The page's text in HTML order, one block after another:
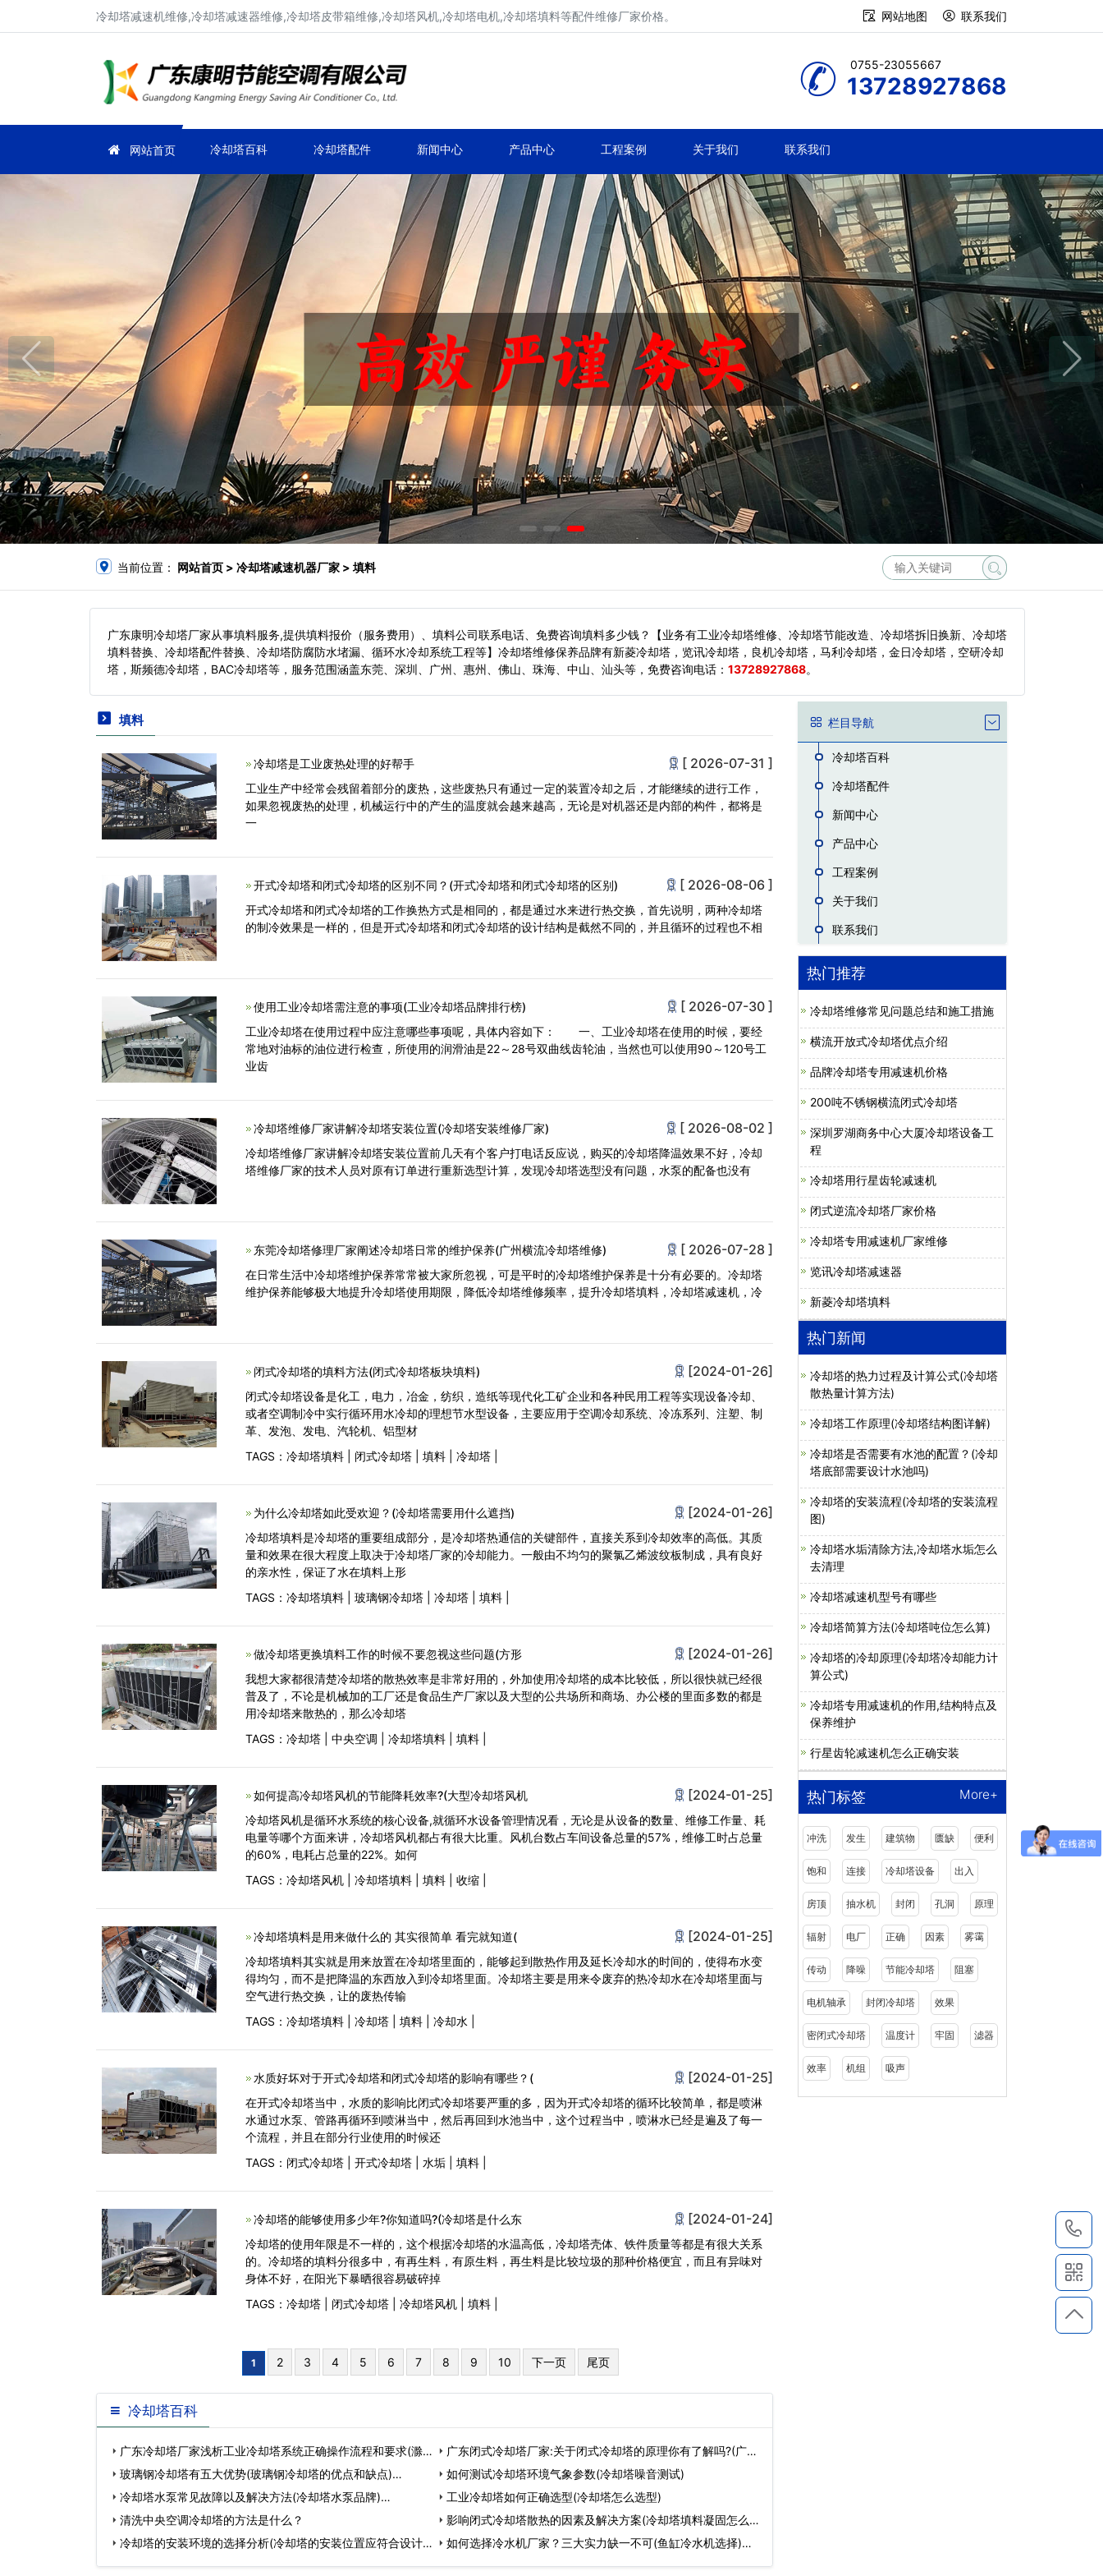
冷却塔减速机维修,冷却塔减速器维修,冷却塔皮带箱维修,冷却塔风机,冷却塔电机,冷却塔填料等配件维修厂家价格。 网站地图 联系我们
0755-23055667
13728927868
网站首页 冷却塔百科 冷却塔配件 新闻中心 产品中心 工程案例 关于我们 联系我们
当前位置： 网站首页 > 冷却塔减速机器厂家 > 填料
广东康明冷却塔厂家从事填料服务,提供填料报价（服务费用）、填料公司联系电话、免费咨询填料多少钱？【业务有工业冷却塔维修、冷却塔节能改造、冷却塔拆旧换新、冷却塔
填料替换、冷却塔配件替换、冷却塔防腐防水堵漏、循环水冷却系统工程等】冷却塔维修保养品牌有新菱冷却塔，览讯冷却塔，良机冷却塔，马利冷却塔，金日冷却塔，空研冷却
塔，斯频德冷却塔，BAC冷却塔等，服务范围涵盖东莞、深圳、广州、惠州、佛山、珠海、中山、汕头等， 免费咨询电话： 13728927868。
填料
冷却塔是工业废热处理的好帮手 [ 2026-07-31 ]
工业生产中经常会残留着部分的废热，这些废热只有通过一定的装置冷却之后，才能继续的进行工作，
如果忽视废热的处理，机械运行中的产生的温度就会越来越高，无论是对机器还是内部的构件，都将是
一
开式冷却塔和闭式冷却塔的区别不同？(开式冷却塔和闭式冷却塔的区别) [ 2026-08-06 ]
开式冷却塔和闭式冷却塔的工作换热方式是相同的，都是通过水来进行热交换，首先说明，两种冷却塔
的制冷效果是一样的，但是开式冷却塔和闭式冷却塔的设计结构是截然不同的，并且循环的过程也不相
使用工业冷却塔需注意的事项(工业冷却塔品牌排行榜) [ 2026-07-30 ]
工业冷却塔在使用过程中应注意哪些事项呢，具体内容如下： 一、工业冷却塔在使用的时候，要经
常地对油标的油位进行检查，所使用的润滑油是22～28号双曲线齿轮油，当然也可以使用90～120号工
业齿
冷却塔维修厂家讲解冷却塔安装位置(冷却塔安装维修厂家) [ 2026-08-02 ]
冷却塔维修厂家讲解冷却塔安装位置前几天有个客户打电话反应说，购买的冷却塔降温效果不好，冷却
塔维修厂家的技术人员对原有订单进行重新选型计算，发现冷却塔选型没有问题，水泵的配备也没有
东莞冷却塔修理厂家阐述冷却塔日常的维护保养(广州横流冷却塔维修) [ 2026-07-28 ]
在日常生活中冷却塔维护保养常常被大家所忽视，可是平时的冷却塔维护保养是十分有必要的。冷却塔
维护保养能够极大地提升冷却塔使用期限，降低冷却塔维修频率，提升冷却塔填料，冷却塔减速机，冷
闭式冷却塔的填料方法(闭式冷却塔板块填料) [2024-01-26]
闭式冷却塔设备是化工，电力，冶金，纺织，造纸等现代化工矿企业和各种民用工程等实现设备冷却、
或者空调制冷中实行循环用水冷却的理想节水型设备，主要应用于空调冷却系统、冷冻系列、注塑、制
革、发泡、发电、汽轮机、铝型材
TAGS： 冷却塔填料| 闭式冷却塔| 填料| 冷却塔|
为什么冷却塔如此受欢迎？(冷却塔需要用什么遮挡) [2024-01-26]
冷却塔填料是冷却塔的重要组成部分，是冷却塔热通信的关键部件，直接关系到冷却效率的高低。其质
量和效果在很大程度上取决于冷却塔厂家的冷却能力。一般由不均匀的聚氯乙烯波纹板制成，具有良好
的亲水性，保证了水在填料上形
TAGS： 冷却塔填料| 玻璃钢冷却塔| 冷却塔| 填料|
做冷却塔更换填料工作的时候不要忽视这些问题(方形 [2024-01-26]
我想大家都很清楚冷却塔的散热效率是非常好用的，外加使用冷却塔的成本比较低，所以很快就已经很
普及了，不论是机械加的工厂还是食品生产厂家以及大型的公共场所和商场、办公楼的里面多数的都是
用冷却塔来散热的，那么冷却塔
TAGS： 冷却塔| 中央空调 冷却塔填料| 填料|
如何提高冷却塔风机的节能降耗效率?(大型冷却塔风机 [2024-01-25]
冷却塔风机是循环水系统的核心设备,就循环水设备管理情况看，无论是从设备的数量、维修工作量、耗
电量等哪个方面来讲，冷却塔风机都占有很大比重。风机台数占车间设备总量的57%，维修工时占总量
的60%，电耗占总量的22%。如何
TAGS： 冷却塔风机| 冷却塔填料| 填料| 收缩|
冷却塔填料是用来做什么的 其实很简单 看完就知道( [2024-01-25]
冷却塔填料其实就是用来放置在冷却塔里面的，能够起到散热作用及延长冷却水的时间的，使得布水变
得均匀，而不是把降温的东西放入到冷却塔里面。冷却塔主要是用来令废弃的热冷却水在冷却塔里面与
空气进行热交换，让的废热传输
TAGS： 冷却塔填料| 冷却塔| 填料| 冷却水
水质好坏对于开式冷却塔和闭式冷却塔的影响有哪些？( [2024-01-25]
在开式冷却塔当中，水质的影响比闭式冷却塔要严重的多，因为开式冷却塔的循环比较简单，都是喷淋
水通过水泵、管路再循环到喷淋当中，然后再回到水池当中，这个过程当中，喷淋水已经是遍及了每一
个流程，并且在部分行业使用的时候还
TAGS： 闭式冷却塔| 开式冷却塔| 水垢| 填料|
冷却塔的能够使用多少年?你知道吗?(冷却塔是什么东 [2024-01-24]
冷却塔的使用年限是不一样的，这个根据冷却塔的水温高低，冷却塔壳体、铁件质量等都是有很大关系
的。冷却塔的填料分很多中，有再生料，有原生料，再生料是比较垃圾的那种价格便宜，而且有异味对
身体不好，在阳光下暴晒很容易破碎掉
TAGS： 冷却塔| 闭式冷却塔| 冷却塔风机| 填料|
1 2 3 4 5 6 7 8 9 10 下一页 尾页
冷却塔百科
广东冷却塔厂家浅析工业冷却塔系统正确操作流程和要求(滁州
冷却塔生产…
广东闭式冷却塔厂家:关于闭式冷却塔的原理你有了解吗?(广东
闭式冷却塔…
玻璃钢冷却塔有五大优势(玻璃钢冷却塔的优点和缺点)…
如何测试冷却塔环境气象参数(冷却塔噪音测试)
冷却塔水泵常见故障以及解决方法(冷却塔水泵品牌)…
工业冷却塔如何正确选型(冷却塔怎么选型)
清洗中央空调冷却塔的方法是什么？
影响闭式冷却塔散热的因素及解决方案(冷却塔填料凝固怎么拆
除)…
冷却塔的安装环境的选择分析(冷却塔的安装位置应符合设计要
求)…
如何选择冷水机厂家？三大实力缺一不可(鱼缸冷水机选择)…
栏目导航
冷却塔百科
冷却塔配件
新闻中心
产品中心
工程案例
关于我们
联系我们
热门推荐
冷却塔维修常见问题总结和施工措施
横流开放式冷却塔优点介绍
品牌冷却塔专用减速机价格
200吨不锈钢横流闭式冷却塔
深圳罗湖商务中心大厦冷却塔设备工
程
冷却塔用行星齿轮减速机
闭式逆流冷却塔厂家价格
冷却塔专用减速机厂家维修
览讯冷却塔减速器
新菱冷却塔填料
热门新闻
冷却塔的热力过程及计算公式(冷却塔
散热量计算方法)
冷却塔工作原理(冷却塔结构图详解)
冷却塔是否需要有水池的配置？(冷却
塔底部需要设计水池吗)
冷却塔的安装流程(冷却塔的安装流程
图)
冷却塔水垢清除方法,冷却塔水垢怎么
去清理
冷却塔减速机型号有哪些
冷却塔简算方法(冷却塔吨位怎么算)
冷却塔的冷却原理(冷却塔冷却能力计
算公式)
冷却塔专用减速机的作用,结构特点及
保养维护
行星齿轮减速机怎么正确安装
热门标签 More+
冲洗 发生 建筑物 匮缺 便利
饱和 连接 冷却塔设备 出入
房顶 抽水机 封闭 孔洞 原理
辐射 电厂 正确 因素 雾霭
传动 降噪 节能冷却塔 阻塞
电机轴承 封闭冷却塔 效果
密闭式冷却塔 温度计 牢固 滤器
效率 机组 吸声